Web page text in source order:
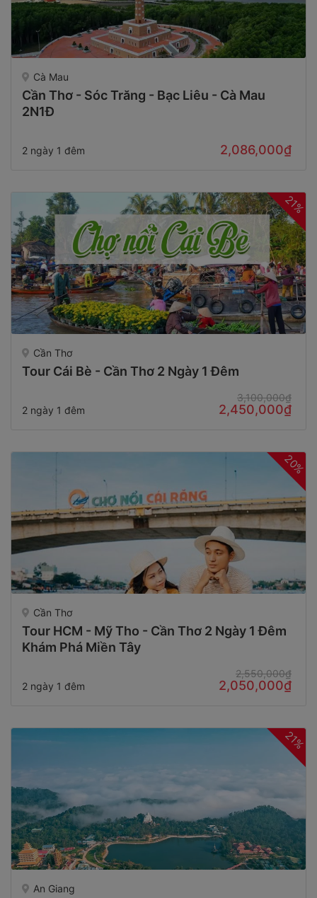
Cà Mau
Cần Thơ - Sóc Trăng - Bạc Liêu - Cà Mau
2N1Đ
2 ngày 1 đêm 2,086,000₫
21%
Cần Thơ
Tour Cái Bè - Cần Thơ 2 Ngày 1 Đêm
2 ngày 1 đêm
3,100,000₫
2,450,000₫
20%
Cần Thơ
Tour HCM - Mỹ Tho - Cần Thơ 2 Ngày 1 Đêm
Khám Phá Miền Tây
2 ngày 1 đêm
2,550,000₫
2,050,000₫
21%
An Giang